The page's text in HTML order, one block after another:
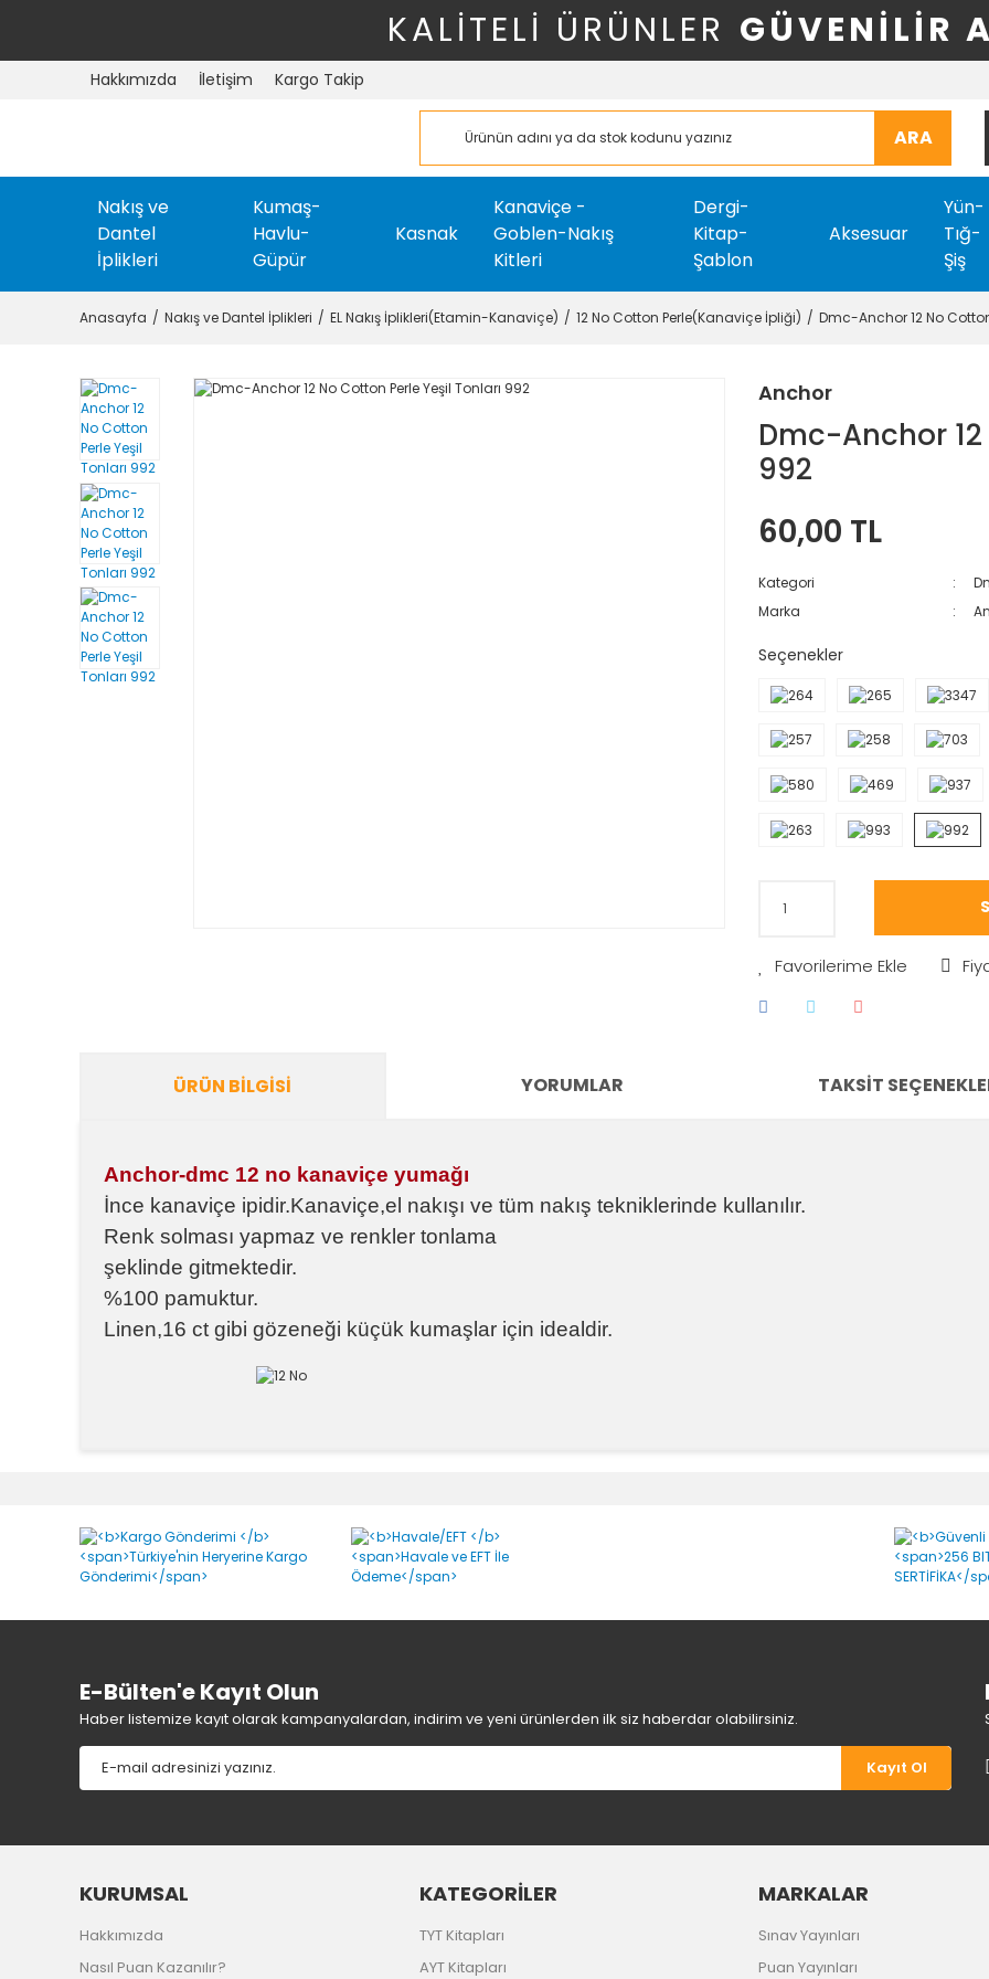
KALİTELİ ÜRÜNLER GÜVENİLİR
Hakkımızda İletişim Kargo Takip
ARA
Nakış ve
Dantel
İplikleri
Kumaş-
Havlu-
Güpür
Kasnak
Kanaviçe -
Goblen-Nakış
Kitleri
Dergi-
Kitap-
Şablon
Aksesuar
Yün-
Tığ-
Şiş
Anasayfa Nakış ve Dantel İplikleri EL Nakış İplikleri(Etamin-Kanaviçe) 12 No Cotton Perle(Kanaviçe İpliği) Dmc-Anchor 12 No
Anchor
Dmc-Anchor
992
60,00 TL
Kategori
Marka
Seçenekler
ÜRÜN BILGISI YORUMLAR TAKSIT
Anchor-dmc 12 no kanaviçe yumağı
İnce kanaviçe ipidir.Kanaviçe,el nakışı ve tüm nakış tekniklerinde kullanılır.
Renk solması yapmaz ve renkler tonlama
şeklinde gitmektedir.
%100 pamuktur.
Linen,16 ct gibi gözeneği küçük kumaşlar için idealdir.
Ürün resmi kalitesiz, bozuk veya görüntülenemiyor.
Ürün açıklamasında eksik bilgiler bulunuyor.
Ürün bilgilerinde hatalar bulunuyor.
Ürün fiyatı diğer sitelerden daha pahalı.
E-Bülten'e Kayıt Olun
Haber listemize kayıt olarak kampanyalardan, indirim ve yeni ürünlerden ilk siz haberdar olabilirsiniz.
Kayıt Ol
KURUMSAL
Hakkımızda
Nasıl Puan Kazanılır?
KATEGORİLER
TYT Kitapları
AYT Kitapları
MARKALAR
Sınav Yayınları
Puan Yayınları